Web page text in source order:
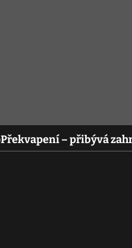
Překvapení – přibývá